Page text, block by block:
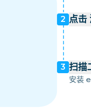
2 点击
3 扫描
安装